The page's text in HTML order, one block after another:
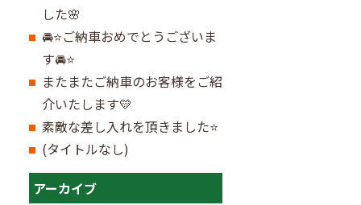
した🌸
🚘⭐ご納車おめでとうございま
す🚘⭐
またまたご納車のお客様をご紹
介いたします💛
素敵な差し入れを頂きました⭐
(タイトルなし)
アーカイブ